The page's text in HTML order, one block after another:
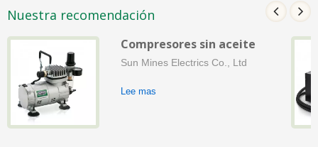
Nuestra recomendación
Compresores sin aceite
Sun Mines Electrics Co., Ltd
Lee mas